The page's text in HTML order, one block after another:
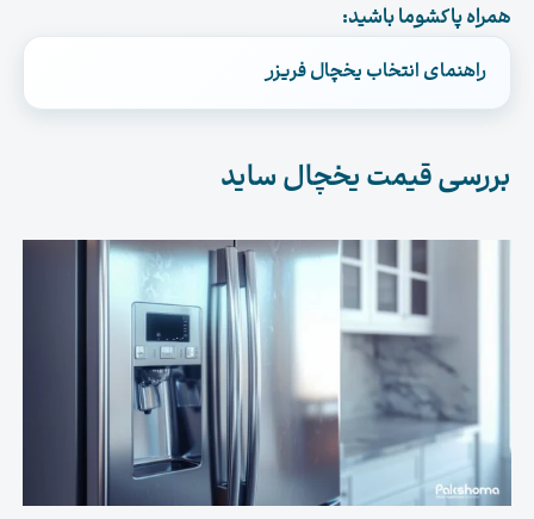
همراه پاکشوما باشید:
راهنمای انتخاب یخچال فریزر
.
بررسی قیمت یخچال ساید